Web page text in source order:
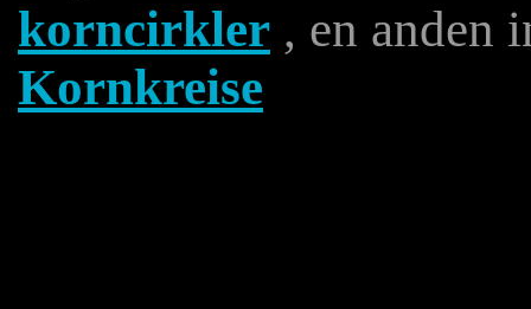
korncirkler , en anden
Kornkreise